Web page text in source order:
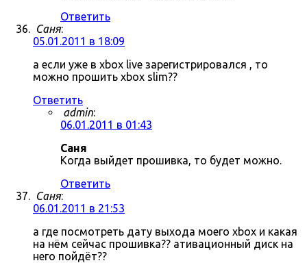
Ответить
Саня:
05.01.2011 в 18:09
а если уже в xbox live зарегистрировался , то
можно прошить xbox slim??
Ответить
admin:
06.01.2011 в 01:43
Саня
Когда выйдет прошивка, то будет можно.
Ответить
Саня:
06.01.2011 в 21:53
а где посмотреть дату выхода моего xbox и какая
на нём сейчас прошивка?? ативационный диск на
него пойдёт??